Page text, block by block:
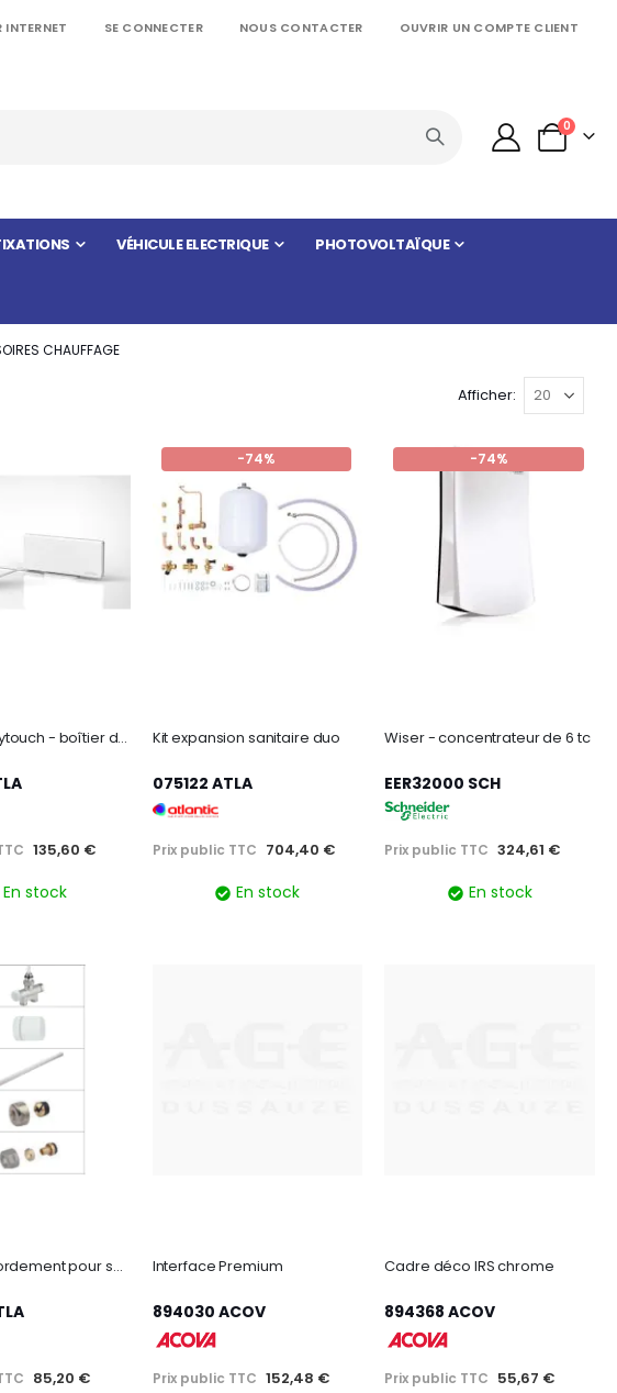
INTERNET SE CONNECTER NOUS CONTACTER OUVRIR UN COMPTE CLIENT
Panier
0articles
VÉHICULE ELECTRIQUE PHOTOVOLTAÏQUE
CHAUFFAGE
Afficher
Bridge Cozytouch - boîtier de connexion wifi pour Application Cozytouch
135,60 €
En stock
-74%
Kit expansion sanitaire duo
075122 ATLA
Prix public TTC 704,40 €
En stock
-74%
Wiser - concentrateur de 6 tc
EER32000 SCH
Prix public TTC 324,61 €
En stock
Kit de raccordement pour sèche-serviettes monotube manuelle blanc
85,20 €
Interface Premium
894030 ACOV
Prix public TTC 152,48 €
Cadre déco IRS chrome
894368 ACOV
Prix public TTC 55,67 €